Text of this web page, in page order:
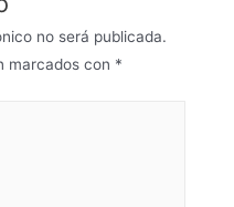
no será publicada.
marcados con *